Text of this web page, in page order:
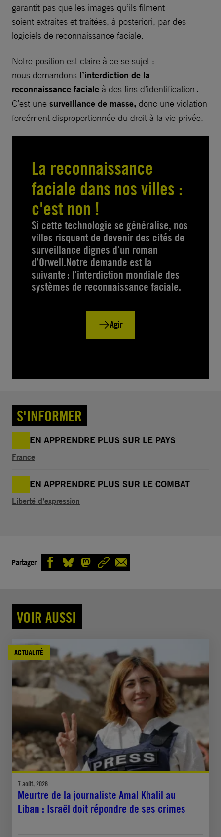
garantit pas que les images qu’ils filment
soient extraites et traitées, à posteriori, par des
logiciels de reconnaissance faciale.
Notre position est claire à ce se sujet :
nous demandons l’interdiction de la
reconnaissance faciale à des fins d’identification .
C’est une surveillance de masse, donc une violation
forcément disproportionnée du droit à la vie privée.
La reconnaissance
faciale dans nos villes :
c'est non !
Si cette technologie se généralise, nos
villes risquent de devenir des cités de
surveillance dignes d’un roman
d’Orwell.Notre demande est la
suivante : l’interdiction mondiale des
systèmes de reconnaissance faciale.
Agir
S'INFORMER
EN APPRENDRE PLUS SUR LE PAYS
France
EN APPRENDRE PLUS SUR LE COMBAT
Liberté d’expression
Partager
VOIR AUSSI
ACTUALITÉ
7 août, 2026
Meurtre de la journaliste Amal Khalil au
Liban : Israël doit répondre de ses crimes